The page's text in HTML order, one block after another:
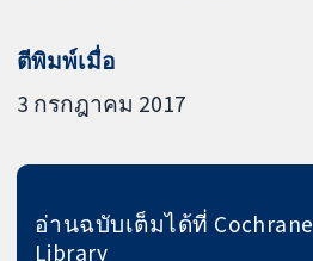
ตีพิมพ์เมื่อ
3 กรกฎาคม 2017
อ่านฉบับเต็มได้ที่ Cochrane
Library